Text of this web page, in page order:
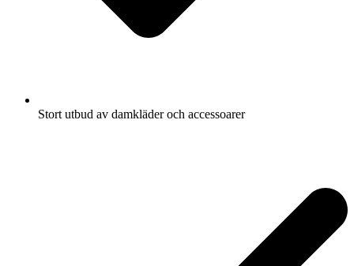
Stort utbud av damkläder och accessoarer